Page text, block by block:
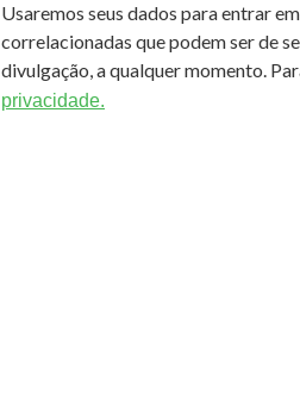
Usaremos seus dados para entrar
correlacionadas que podem ser de
divulgação, a qualquer momento.
privacidade.